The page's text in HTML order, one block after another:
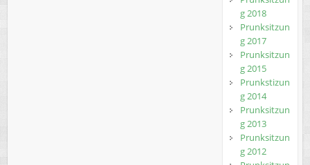
g 2018
Prunksitzun
g 2017
Prunksitzun
g 2015
Prunkstizun
g 2014
Prunksitzun
g 2013
Prunksitzun
g 2012